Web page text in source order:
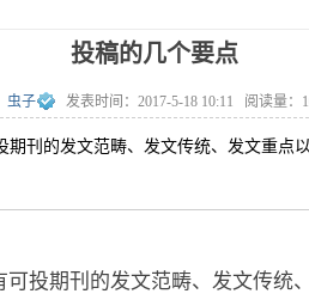
投稿的几个要点
虫子 发表时间： 2017-5-18 10:11 阅读量：
的发文范畴、发文传统、发文重点
投期刊的发文范畴、发文传统